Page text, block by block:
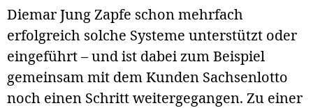
Diemar Jung Zapfe schon mehrfach
erfolgreich solche Systeme unterstützt oder
eingeführt – und ist dabei zum Beispiel
gemeinsam mit dem Kunden Sachsenlotto
noch einen Schritt weitergegangen. Zu einer